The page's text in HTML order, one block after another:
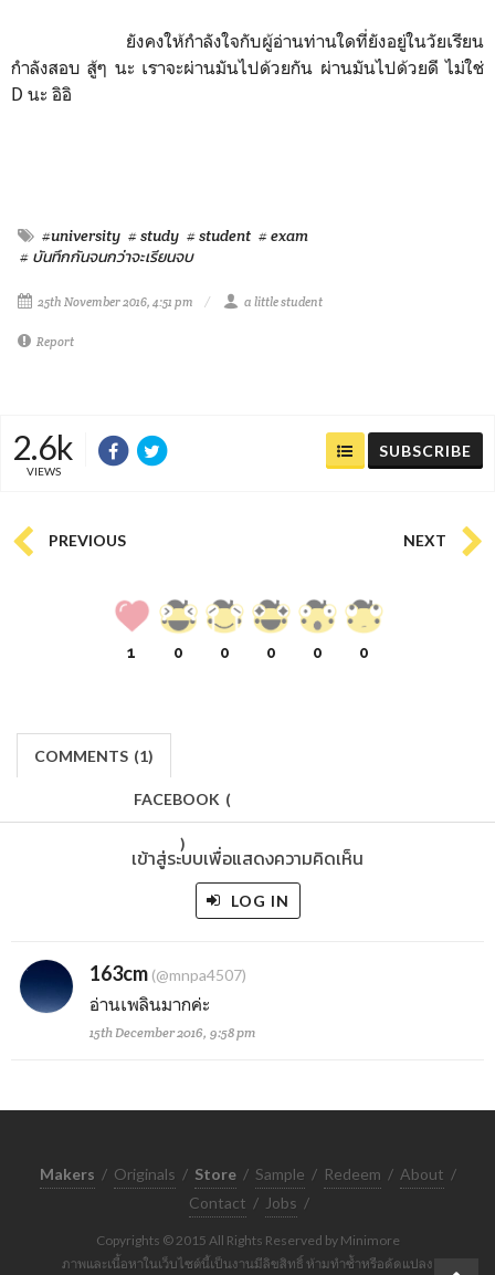
ยังคงให้กำลังใจกับผู้อ่านท่านใดที่ยังอยู่ในวัยเรียน
กำลังสอบ สู้ๆ นะ เราจะผ่านมันไปด้วยกัน ผ่านมันไปด้วยดี ไม่ใช่
D นะ อิอิ
#university # study # student # exam
# บันทึกกันจนกว่าจะเรียนจบ
25th November 2016, 4:51 pm a little student
Report
2.6k
VIEWS
SUBSCRIBE
PREVIOUS NEXT
1 0 0 0 0 0
COMMENTS (1)
FACEBOOK (
)
เข้าสู่ระบบเพื่อแสดงความคิดเห็น
LOG IN
163cm (@mnpa4507)
อ่านเพลินมากค่ะ
15th December 2016, 9:58 pm
Makers / Originals / Store / Sample / Redeem / About /
Contact / Jobs /
Copyrights © 2015 All Rights Reserved by Minimore
ภาพและเนื้อหาในเว็บไซต์นี้เป็นงานมีลิขสิทธิ์ ห้ามทำซ้ำหรือดัดแปลง